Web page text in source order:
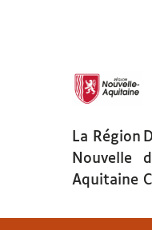
La Région
Nouvelle
Aquitaine